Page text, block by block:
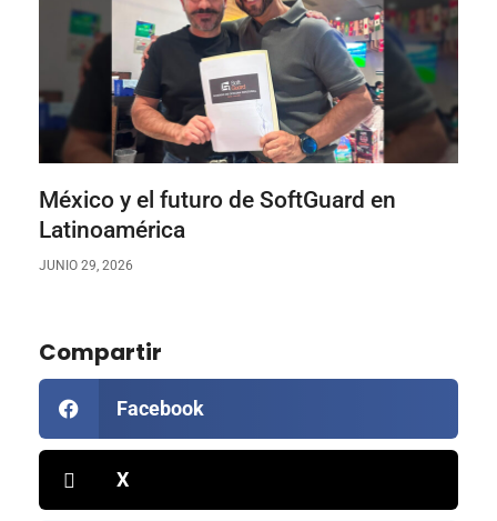
México y el futuro de SoftGuard en
Latinoamérica
JUNIO 29, 2026
Compartir
Facebook
X